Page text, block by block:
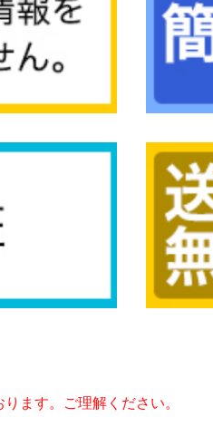
ます。ご理解ください。